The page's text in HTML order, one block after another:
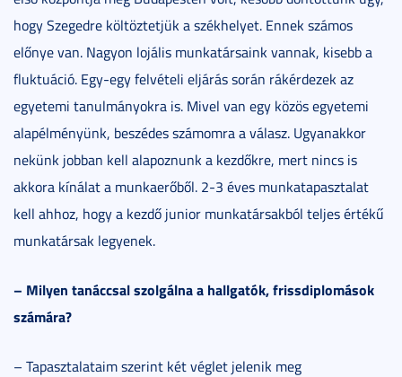
hogy Szegedre költöztetjük a székhelyet. Ennek számos
előnye van. Nagyon lojális munkatársaink vannak, kisebb a
fluktuáció. Egy-egy felvételi eljárás során rákérdezek az
egyetemi tanulmányokra is. Mivel van egy közös egyetemi
alapélményünk, beszédes számomra a válasz. Ugyanakkor
nekünk jobban kell alapoznunk a kezdőkre, mert nincs is
akkora kínálat a munkaerőből. 2-3 éves munkatapasztalat
kell ahhoz, hogy a kezdő junior munkatársakból teljes értékű
munkatársak legyenek.
– Milyen tanáccsal szolgálna a hallgatók, frissdiplomások
számára?
– Tapasztalataim szerint két véglet jelenik meg